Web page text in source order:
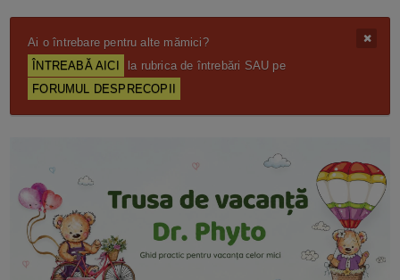
Ai o întrebare pentru alte mămici?
ÎNTREABĂ AICI
la rubrica de întrebări SAU pe
FORUMUL DESPRECOPII